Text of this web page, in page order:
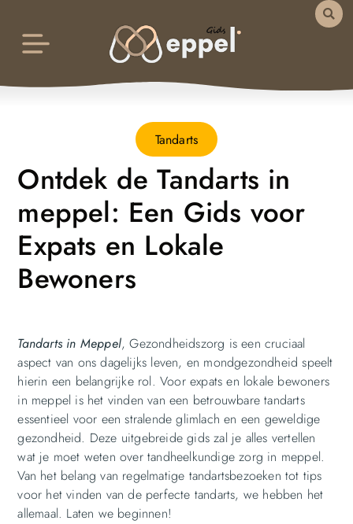
Tandarts
Ontdek de Tandarts in
meppel: Een Gids voor
Expats en Lokale
Bewoners
Tandarts in Meppel, Gezondheidszorg is een cruciaal
aspect van ons dagelijks leven, en mondgezondheid speelt
hierin een belangrijke rol. Voor expats en lokale bewoners
in meppel is het vinden van een betrouwbare tandarts
essentieel voor een stralende glimlach en een geweldige
gezondheid. Deze uitgebreide gids zal je alles vertellen
wat je moet weten over tandheelkundige zorg in meppel.
Van het belang van regelmatige tandartsbezoeken tot tips
voor het vinden van de perfecte tandarts, we hebben het
allemaal. Laten we beginnen!